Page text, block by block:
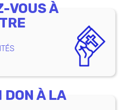
VOUS À
DON À LA